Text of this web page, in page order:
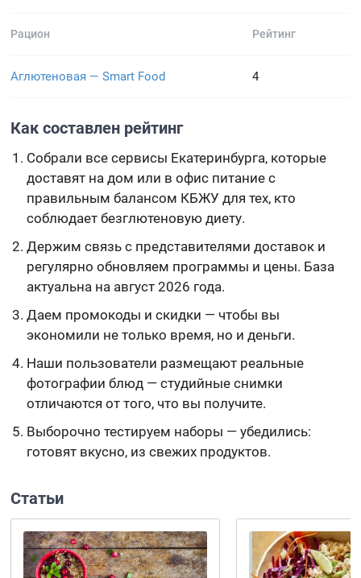
Рацион Рейтинг
Аглютеновая — Smart Food 4
Как составлен рейтинг
Собрали все сервисы Екатеринбурга, которые
доставят на дом или в офис питание с
правильным балансом КБЖУ для тех, кто
соблюдает безглютеновую диету.
Держим связь с представителями доставок и
регулярно обновляем программы и цены. База
актуальна на август 2026 года.
Даем промокоды и скидки — чтобы вы
экономили не только время, но и деньги.
Наши пользователи размещают реальные
фотографии блюд — студийные снимки
отличаются от того, что вы получите.
Выборочно тестируем наборы — убедились:
готовят вкусно, из свежих продуктов.
Статьи